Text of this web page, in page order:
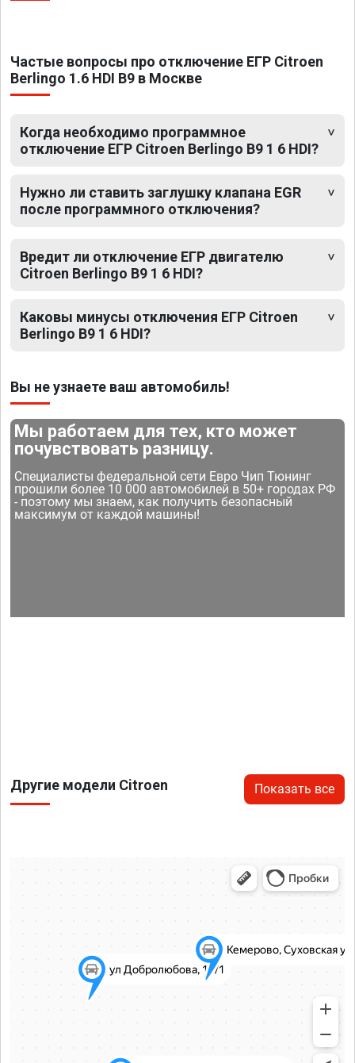
Частые вопросы про отключение ЕГР Citroen
Berlingo 1.6 HDI B9 в Москве
Когда необходимо программное
отключение ЕГР Citroen Berlingo B9 1 6 HDI?
Нужно ли ставить заглушку клапана EGR
после программного отключения?
Вредит ли отключение ЕГР двигателю
Citroen Berlingo B9 1 6 HDI?
Каковы минусы отключения ЕГР Citroen
Berlingo B9 1 6 HDI?
Вы не узнаете ваш автомобиль!
Мы работаем для тех, кто может
почувствовать разницу.
Специалисты федеральной сети Евро Чип Тюнинг
прошили более 10 000 автомобилей в 50+ городах РФ
- поэтому мы знаем, как получить безопасный
максимум от каждой машины!
Другие модели Citroen Показать все